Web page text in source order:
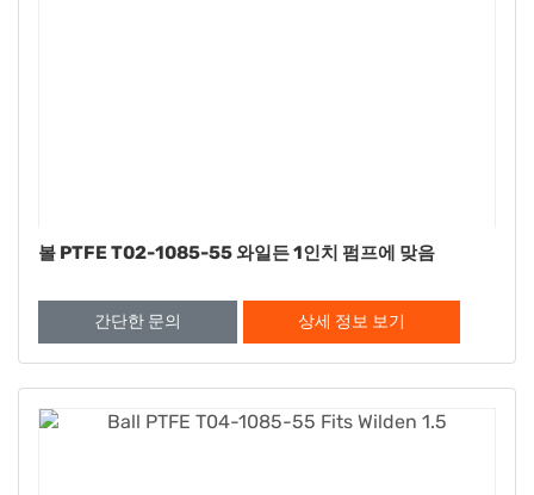
볼 PTFE T02-1085-55 와일든 1인치 펌프에 맞음
간단한 문의 상세 정보 보기